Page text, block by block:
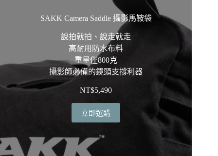
SAKK Camera Saddle 攝影馬鞍袋
說拍就拍、說走就走
高耐用防水布料
重量僅800克
攝影師必備的鏡頭支撐利器
NT$5,490
立即選購